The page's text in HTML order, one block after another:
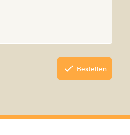
check Bestellen